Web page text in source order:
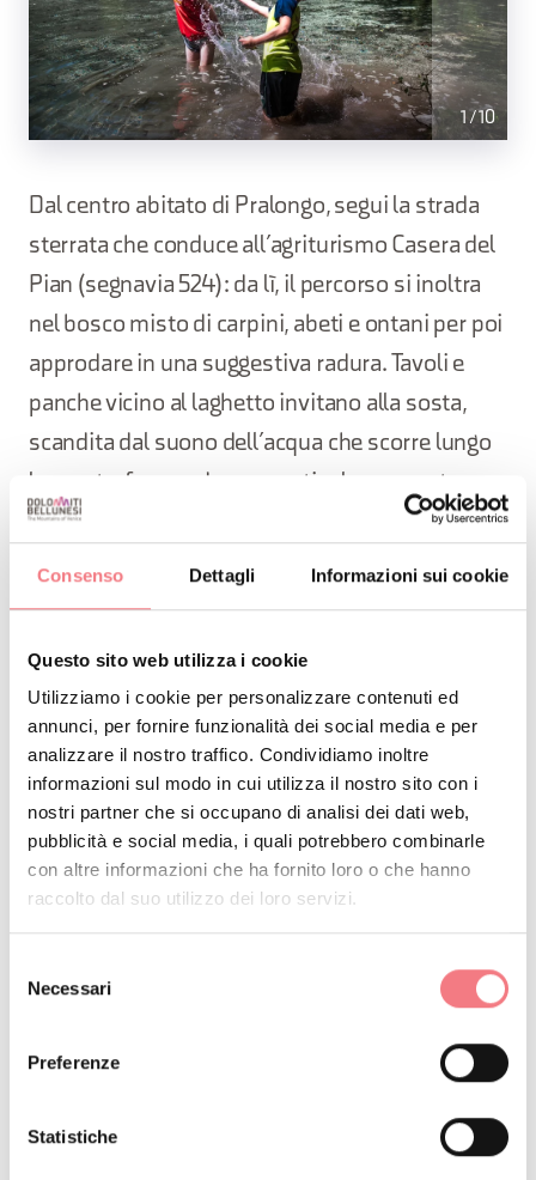
Consenso Dettagli Informazioni sui cookie
Questo sito web utilizza i cookie
Utilizziamo i cookie per personalizzare contenuti ed
annunci, per fornire funzionalità dei social media e per
analizzare il nostro traffico. Condividiamo inoltre
informazioni sul modo in cui utilizza il nostro sito con i
nostri partner che si occupano di analisi dei dati web,
pubblicità e social media, i quali potrebbero combinarle
con altre informazioni che ha fornito loro o che hanno
raccolto dal suo utilizzo dei loro servizi.
delNecessari
Preferenze
Statistiche
1 /10
Dal centro abitato di Pralongo, segui la strada
sterrata che conduce all’agriturismo Casera del
Pian (segnavia 524): da lì, il percorso si inoltra
nel bosco misto di carpini, abeti e ontani per poi
approdare in una suggestiva radura. Tavoli e
panche vicino al laghetto invitano alla sosta,
scandita dal suono dell’acqua che scorre lungo
la parete, formando una particolare cascata.
Questa escursione è modulare: se
scegli di percorrerla nella sua versione
completa, la durata è di poco meno di 9
chilometri, con un dislivello di circa
400 metri e una durata di tre ore
(soste escluse). Puoi accorciarla di
molto partendo da Casera del Pian e
raggiungendo il Laghetto del Vach e